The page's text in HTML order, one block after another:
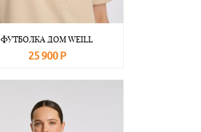
ФУТБОЛКА ДОМ WEILL
25 900 Р